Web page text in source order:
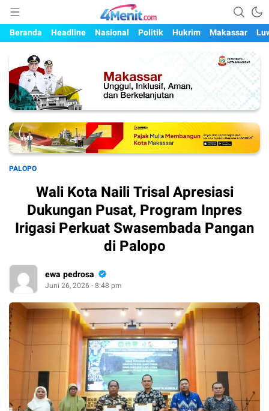
4menit.com
Mengungkap Kisah, Setiap Hari
Beranda
Headline Nasional Politik Hukrim Makassar
PALOPO
Wali Kota Naili Trisal Apresiasi
Dukungan Pusat, Program Inpres
Irigasi Perkuat Swasembada Pangan
di Palopo
ewa pedrosa
Juni 26, 2026 - 8:48 pm